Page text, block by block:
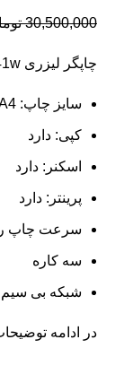
30,500,000
چاپگر لیزری HP 141w محصولی از شرکت اچ پی HP است.
سایز چاپ: A4
کپی: دارد
اسکنر: دارد
پرینتر: دارد
سرعت چاپ رنگی و
سه کاره
شبکه بی سیم Wi-Fi: دارد
در ادامه